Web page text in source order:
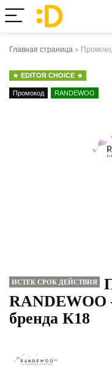
Главная страница »
EDITOR CHOICE
Промокод RANDEWOO
ИСТЕК СРОК ДЕЙСТВИЯ
бренда К18